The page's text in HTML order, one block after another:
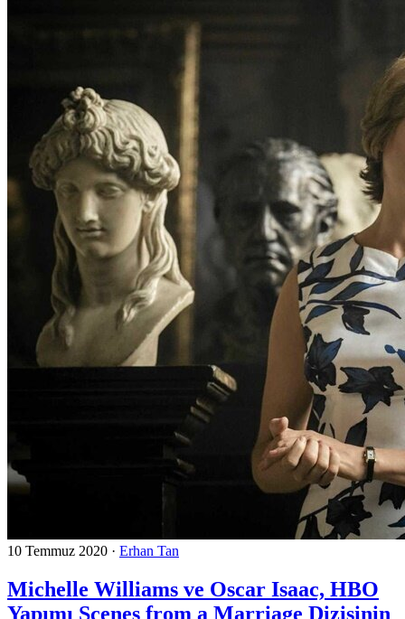
10 Temmuz 2020 · Erhan Tan
Michelle Williams ve Oscar Isaac, HBO
Yapımı Scenes from a Marriage Dizisinin